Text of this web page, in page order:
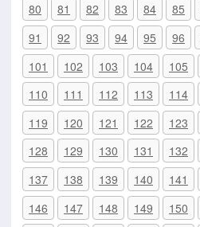
80
81 82 83 84 85
91
92 93 94 95 96
101
102 103 104 105
110
111 112 113 114
119
120 121 122 123
128
129 130 131 132
137
138 139 140 141
146
147 148 149 150